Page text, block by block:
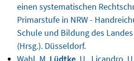
einen systematischen
Primarstufe in NRW -
Schule und Bildung des
(Hrsg.). Düsseldorf.